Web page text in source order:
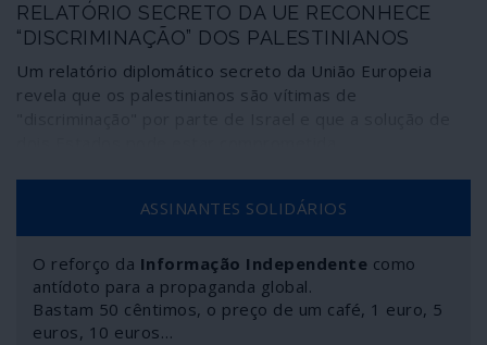
RELATÓRIO SECRETO DA UE RECONHECE
“DISCRIMINAÇÃO” DOS PALESTINIANOS
Um relatório diplomático secreto da União Europeia
revela que os palestinianos são vítimas de
ASSINANTES SOLIDÁRIOS
O reforço da Informação Independente como
antídoto para a propaganda global.
Bastam 50 cêntimos, o preço de um café, 1 euro, 5
euros, 10 euros…